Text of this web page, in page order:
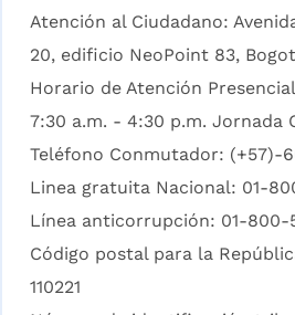
Atención al Ciudadano:
20, edificio NeoPoint 83,
Horario de Atención
7:30 a.m. - 4:30 p.m. Jornada
Teléfono Conmutador: (+57)-
Linea gratuita Nacional: 01-
Línea anticorrupción: 01-800-
Código postal para la
110221